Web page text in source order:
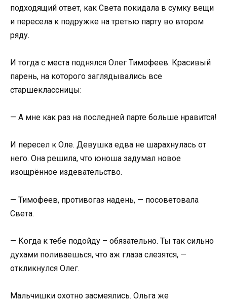
подходящий ответ, как Света покидала в сумку вещи
и пересела к подружке на третью парту во втором
ряду.
И тогда с места поднялся Олег Тимофеев. Красивый
парень, на которого заглядывались все
старшеклассницы:
— А мне как раз на последней парте больше нравится!
И пересел к Оле. Девушка едва не шарахнулась от
него. Она решила, что юноша задумал новое
изощрённое издевательство.
— Тимофеев, противогаз надень, — посоветовала
Света.
— Когда к тебе подойду – обязательно. Ты так сильно
духами поливаешься, что аж глаза слезятся, —
откликнулся Олег.
Мальчишки охотно засмеялись. Ольга же